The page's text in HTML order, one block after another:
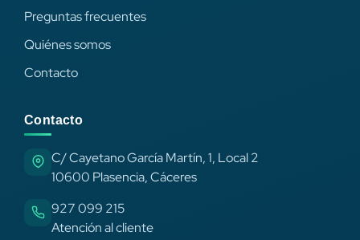
Preguntas frecuentes
Quiénes somos
Contacto
Contacto
C/ Cayetano García Martín, 1, Local 2
10600 Plasencia, Cáceres
927 099 215
Atención al cliente